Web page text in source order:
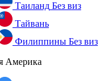
Таиланд Без виз
Тайвань
Филиппины Без виз
Америка